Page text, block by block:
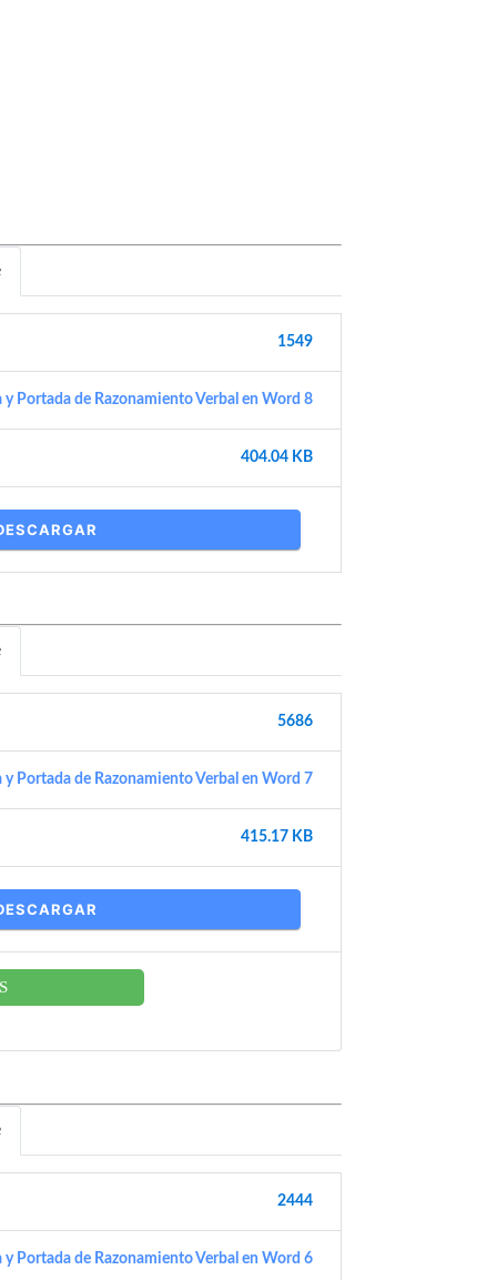
1549
y Portada de Razonamiento Verbal en Word 8
404.04 KB
5686
y Portada de Razonamiento Verbal en Word 7
415.17 KB
2444
y Portada de Razonamiento Verbal en Word 6